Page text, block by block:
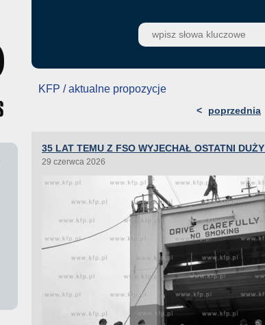
KFP / aktualne propozycje
<
poprzednia
35 LAT TEMU Z FSO WYJECHAŁ OSTATNI
29 czerwca 2026